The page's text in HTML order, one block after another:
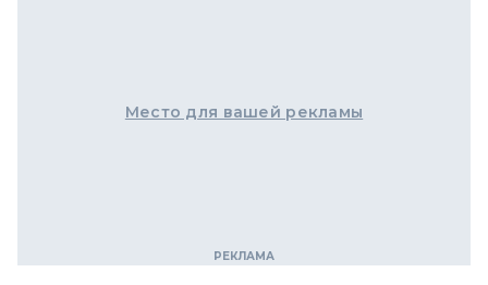
Место для вашей рекламы